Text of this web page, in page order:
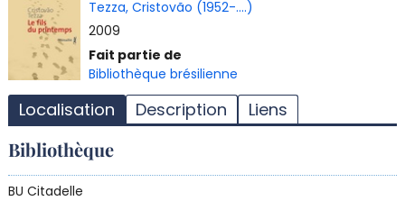
documentTezza, Cristovão (1952-....)
2009
Fait partie de
Bibliothèque brésilienne
Localisation Description Liens
Bibliothèque
BU Citadelle